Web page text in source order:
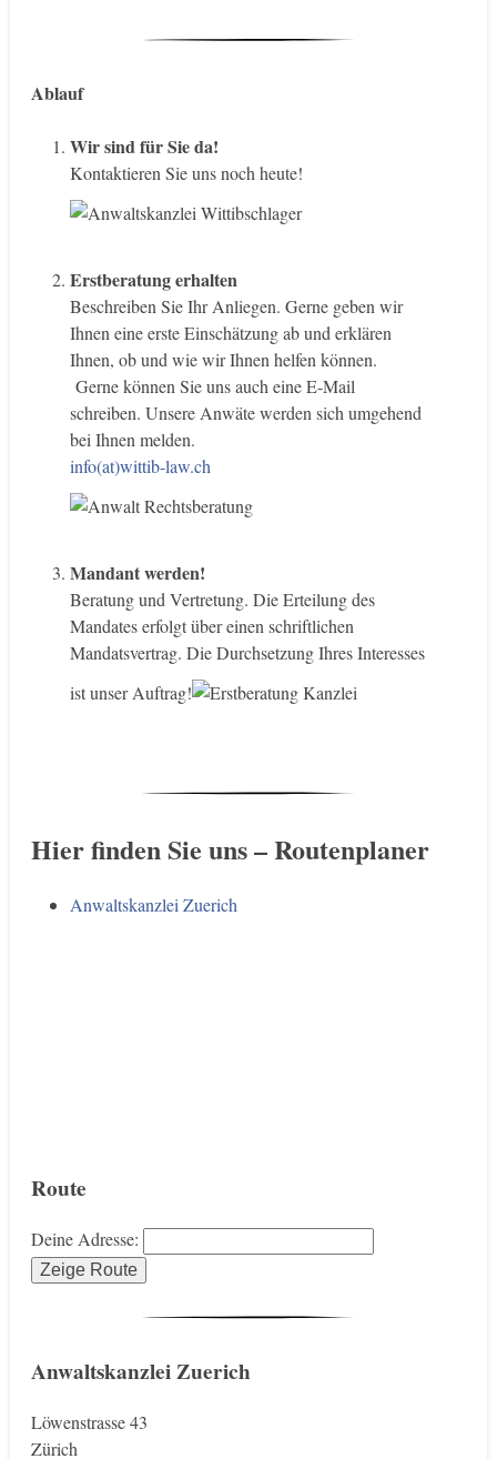
Ablauf
Wir sind für Sie da!
Kontaktieren Sie uns noch heute!
Erstberatung erhalten
Beschreiben Sie Ihr Anliegen. Gerne geben wir
Ihnen eine erste Einschätzung ab und erklären
Ihnen, ob und wie wir Ihnen helfen können.
Gerne können Sie uns auch eine E-Mail
schreiben. Unsere Anwäte werden sich umgehend
bei Ihnen melden.
info(at)wittib-law.ch
Mandant werden!
Beratung und Vertretung. Die Erteilung des
Mandates erfolgt über einen schriftlichen
Mandatsvertrag. Die Durchsetzung Ihres Interesses
ist unser Auftrag!
Hier finden Sie uns – Routenplaner
Anwaltskanzlei Zuerich
Route
Deine Adresse:
Anwaltskanzlei Zuerich
Löwenstrasse 43
Zürich